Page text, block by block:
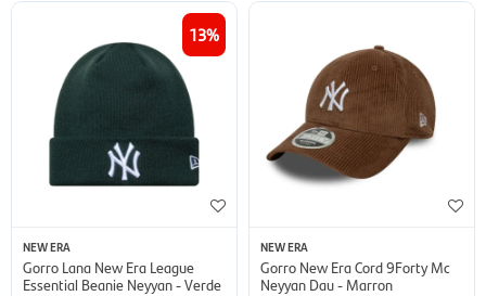
13
NEW ERA
Gorro Lana New Era League
Essential Beanie Neyyan - Verde
NEW ERA
Gorro New Era Cord 9Forty Mc
Neyyan Dau - Marron